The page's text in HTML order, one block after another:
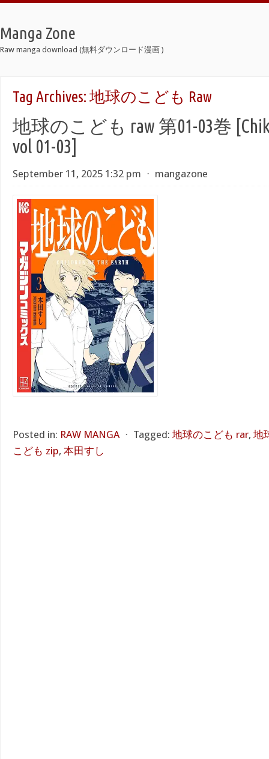
Manga Zone
Raw manga download (無料ダウンロード漫画 )
Tag Archives: 地球のこども Raw
地球のこども raw 第01-03巻
vol 01-03]
September 11, 2025 1:32 pm ⋅ mangazone
Posted in: RAW MANGA ⋅ Tagged: 地球のこども rar, 地
こども zip, 本田すし